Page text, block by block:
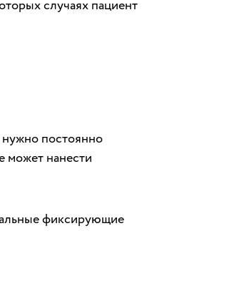
случаях пациент
постоянно
может нанести
фиксирующие